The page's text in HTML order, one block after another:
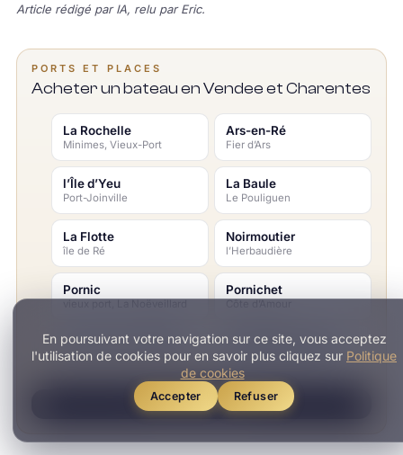
En poursuivant votre navigation sur ce site, vous acceptez
l'utilisation de cookies pour en savoir plus cliquez sur Politique
de cookies
Accepter Refuser
Article rédigé par IA, relu par Eric.
PORTS ET PLACES
Acheter un bateau en Vendee et Charentes
La Rochelle
Minimes, Vieux-Port
Ars-en-Ré
Fier d’Ars
l’Île d’Yeu
Port-Joinville
La Baule
Le Pouliguen
La Flotte
île de Ré
Noirmoutier
l’Herbaudière
Pornic
vieux port, La Noëveillard
Pornichet
Côte d’Amour
Saint-Denis-d’Oléron Saint-Martin-de-Ré
fortifications Vauban
TOUS LES PORTS